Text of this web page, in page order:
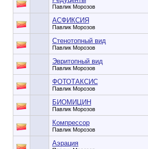
Павлик Морозов
АСФИКСИЯ
Павлик Морозов
Стенотопный вид
Павлик Морозов
Эвритопный вид
Павлик Морозов
ФОТОТАКСИС
Павлик Морозов
БИОМИЦИН
Павлик Морозов
Компрессор
Павлик Морозов
Аэрация